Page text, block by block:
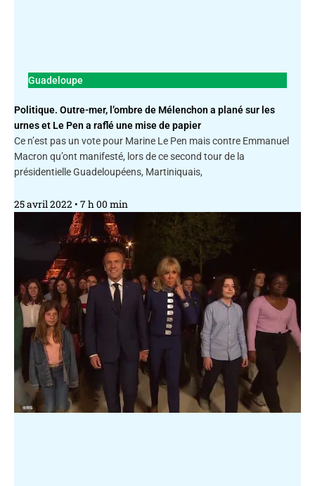
Guadeloupe
Politique. Outre-mer, l’ombre de Mélenchon a plané sur les
urnes et Le Pen a raflé une mise de papier
Ce n’est pas un vote pour Marine Le Pen mais contre Emmanuel
Macron qu’ont manifesté, lors de ce second tour de la
présidentielle Guadeloupéens, Martiniquais,
25 avril 2022 7 h 00 min